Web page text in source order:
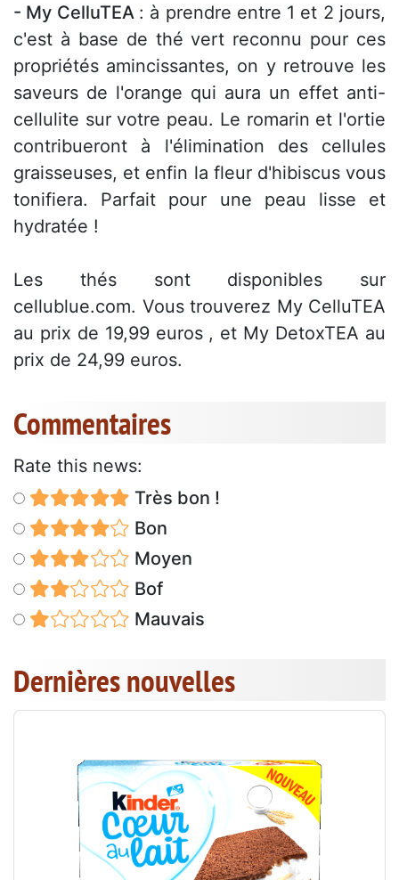
- My CelluTEA : à prendre entre 1 et 2 jours,
c'est à base de thé vert reconnu pour ces
propriétés amincissantes, on y retrouve les
saveurs de l'orange qui aura un effet anti-
cellulite sur votre peau. Le romarin et l'ortie
contribueront à l'élimination des cellules
graisseuses, et enfin la fleur d'hibiscus vous
tonifiera. Parfait pour une peau lisse et
hydratée !
Les thés sont disponibles sur
cellublue.com. Vous trouverez My CelluTEA
au prix de 19,99 euros , et My DetoxTEA au
prix de 24,99 euros.
Commentaires
Rate this news:
Très bon !
Bon
Moyen
Bof
Mauvais
Dernières nouvelles